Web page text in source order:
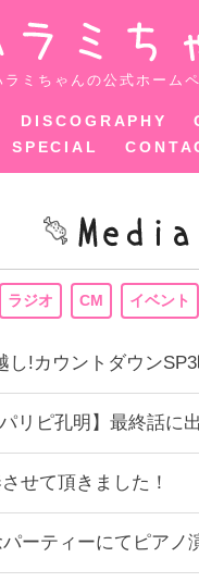
ラミちゃんの公式ホーム
DISCOGRAPHY
SPECIAL
ラジオ CM イベント
!カウントダウン
リピ孔明】最終話に
せて頂きました！
ーティーにてピアノ